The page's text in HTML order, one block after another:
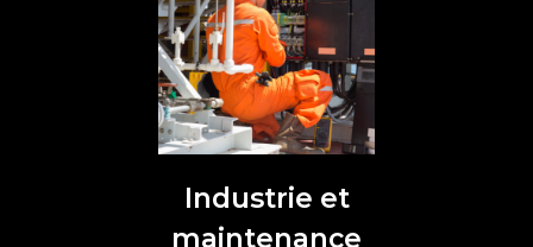
Industrie et
maintenance